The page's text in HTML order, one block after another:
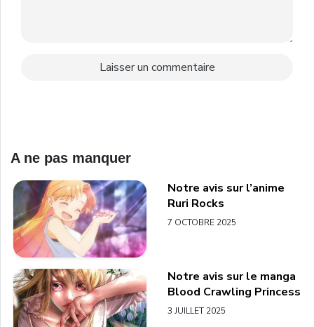
A ne pas manquer
Notre avis sur l’anime
Ruri Rocks
7 OCTOBRE 2025
Notre avis sur le manga
Blood Crawling Princess
3 JUILLET 2025